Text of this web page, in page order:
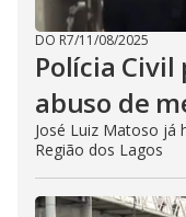
DO R7/11/08/2025
Polícia
abuso de
José Luiz Matoso já
Região dos Lagos